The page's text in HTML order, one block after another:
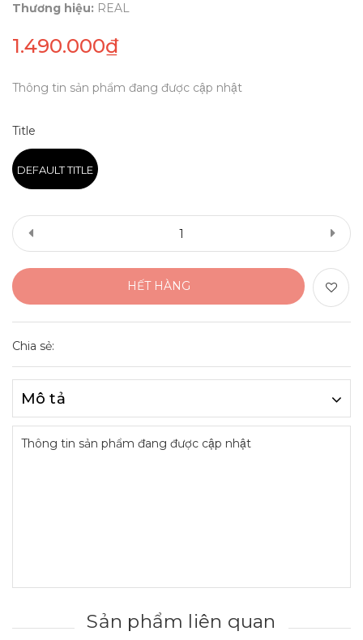
Thương hiệu: REAL
1.490.000₫
Thông tin sản phẩm đang được cập nhật
Title
DEFAULT TITLE
HẾT HÀNG
Chia sẻ:
Mô tả
Thông tin sản phẩm đang được cập nhật
Sản phẩm liên quan